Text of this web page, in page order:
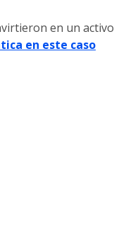
en un activo
en este caso